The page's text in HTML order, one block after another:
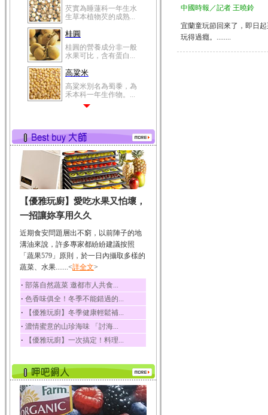
芡實為睡蓮科一年生水
生草本植物芡的成熟...
桂圓
桂圓的營養成分非一般
水果可比，含有蛋白...
高粱米
高粱米別名為蜀黍，為
禾本科一年生作物。...
有蛋白質、脂肪、磷...
鮪魚
鮪魚肚肉中的不飽和脂
肪酸內富含EPA和DH...
韭菜
韭菜所含的膳食纖維能
幫助消化與通便；揮...
冬瓜
冬瓜營養價值高，鈉含
量極低是水腫病人的...
豆豉
豆豉裡頭含有營養的蛋
白質、脂肪、鈣、磷...
榛果
榛果裡所含的營養素有
蛋白質、脂肪、醣類...
迷迭香
酸、迷迭香酸、植物...
咖啡
咖啡中的咖啡因會刺激
中樞神經系統，特別...
【優雅玩廚】愛吃水果又怕壞，
一招讓妳享用久久
近期食安問題層出不窮，以前陣子的地
溝油來說，許多專家都紛紛建議按照
「蔬果579」原則，於一日內攝取多樣的
蔬菜、水果.......<詳全文>
‧ 部落自然蔬菜 邀都市人共食...
‧ 色香味俱全！冬季不能錯過的...
‧ 【優雅玩廚】冬季健康輕鬆補...
‧ 濃情蜜意的山珍海味 「討海...
‧ 【優雅玩廚】一次搞定！料理...
中國時報／記者 王曉鈴
宜蘭童玩節回來了，即日
玩得過癮。........